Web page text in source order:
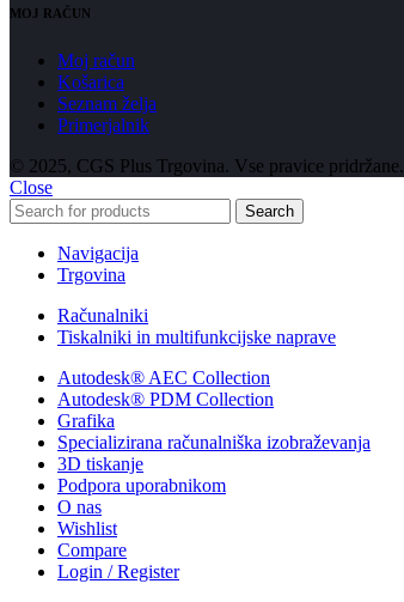
MOJ RAČUN
Moj račun
Košarica
Seznam želja
Primerjalnik
© 2025, CGS Plus Trgovina. Vse pravice pridržane.
Close
Search
Navigacija
Trgovina
Računalniki
Tiskalniki in multifunkcijske naprave
Autodesk® AEC Collection
Autodesk® PDM Collection
Grafika
Specializirana računalniška izobraževanja
3D tiskanje
Podpora uporabnikom
O nas
Wishlist
Compare
Login / Register